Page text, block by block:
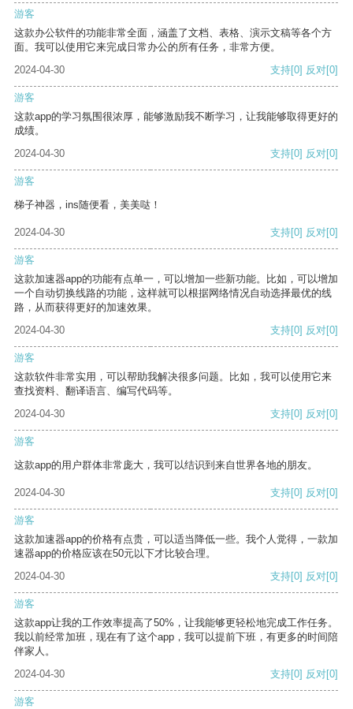
游客
这款办公软件的功能非常全面，涵盖了文档、表格、演示文稿等各个方
面。我可以使用它来完成日常办公的所有任务，非常方便。
2024-04-30
支持[0] 反对[0]
游客
这款app的学习氛围很浓厚，能够激励我不断学习，让我能够取得更好的
成绩。
2024-04-30
支持[0] 反对[0]
游客
梯子神器，ins随便看，美美哒！
2024-04-30 支持[0] 反对[0]
游客
这款加速器app的功能有点单一，可以增加一些新功能。比如，可以增加
一个自动切换线路的功能，这样就可以根据网络情况自动选择最优的线
路，从而获得更好的加速效果。
2024-04-30
支持[0] 反对[0]
游客
这款软件非常实用，可以帮助我解决很多问题。比如，我可以使用它来
查找资料、翻译语言、编写代码等。
2024-04-30
支持[0] 反对[0]
游客
这款app的用户群体非常庞大，我可以结识到来自世界各地的朋友。
2024-04-30 支持[0] 反对[0]
游客
这款加速器app的价格有点贵，可以适当降低一些。我个人觉得，一款加
速器app的价格应该在50元以下才比较合理。
2024-04-30
支持[0] 反对[0]
游客
这款app让我的工作效率提高了50%，让我能够更轻松地完成工作任务。
我以前经常加班，现在有了这个app，我可以提前下班，有更多的时间陪
伴家人。
2024-04-30
支持[0] 反对[0]
游客